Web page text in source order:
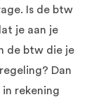
Is de btw
je aan je
de btw die je
Dan
rekening